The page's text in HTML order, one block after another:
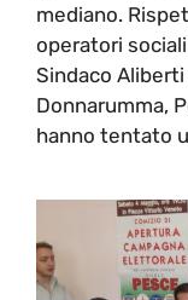
mediano.
operatori
Sindaco
Donnarumma,
hanno tentato